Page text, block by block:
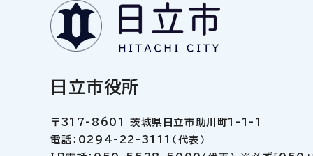
日立市役所
〒317-8601 茨城県日立市助川町1-1-1
電話：0294-22-3111（代表）